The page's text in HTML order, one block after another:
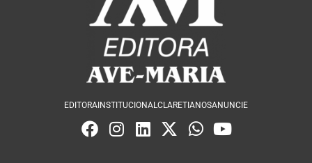
EDITORA INSTITUCIONALCLARETIANOSANUNCIE